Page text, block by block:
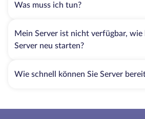
Was muss ich tun?
Mein Server ist nicht verfügbar, wie
Server neu starten?
Wie schnell können Sie Server